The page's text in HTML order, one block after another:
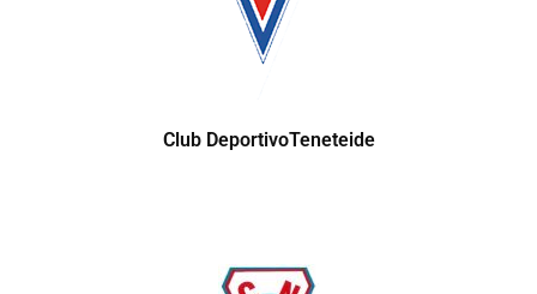
Club DeportivoTeneteide